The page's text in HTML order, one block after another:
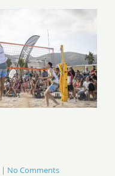
| No Comments